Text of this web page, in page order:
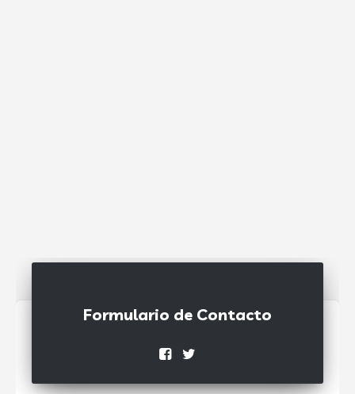
Formulario de Contacto